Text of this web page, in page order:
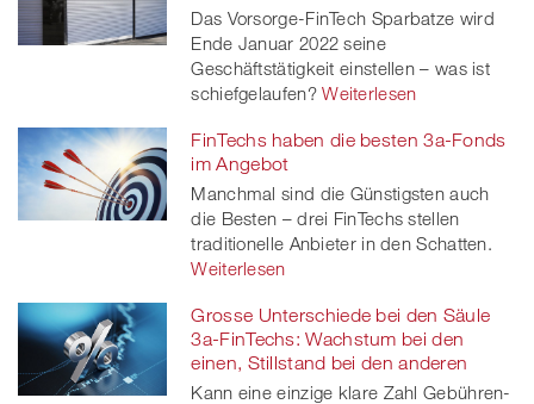
Das Vorsorge-FinTech Sparbatze wird
Ende Januar 2022 seine
Geschäftstätigkeit einstellen – was ist
schiefgelaufen? Weiterlesen
FinTechs haben die besten 3a-Fonds
im Angebot
Manchmal sind die Günstigsten auch
die Besten – drei FinTechs stellen
traditionelle Anbieter in den Schatten.
Weiterlesen
Grosse Unterschiede bei den Säule
3a-FinTechs: Wachstum bei den
einen, Stillstand bei den anderen
Kann eine einzige klare Zahl Gebühren-